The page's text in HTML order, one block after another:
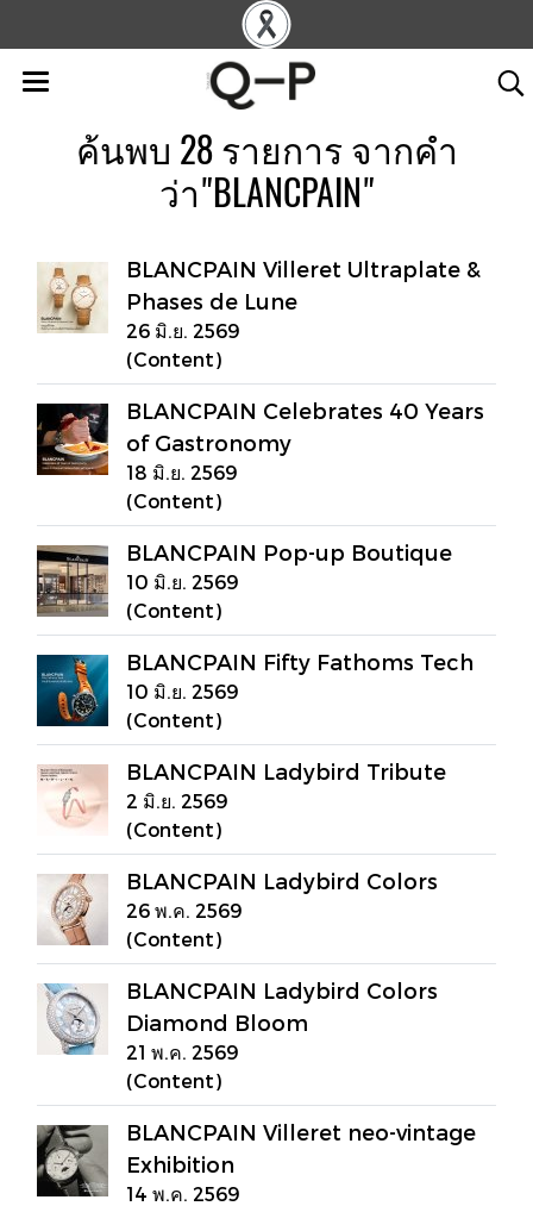
ค้นพบ 28 รายการ จากคำ
ว่า"BLANCPAIN"
BLANCPAIN Villeret Ultraplate &
Phases de Lune
26 มิ.ย. 2569
(Content)
BLANCPAIN Celebrates 40 Years
of Gastronomy
18 มิ.ย. 2569
(Content)
BLANCPAIN Pop-up Boutique
10 มิ.ย. 2569
(Content)
BLANCPAIN Fifty Fathoms Tech
10 มิ.ย. 2569
(Content)
BLANCPAIN Ladybird Tribute
2 มิ.ย. 2569
(Content)
BLANCPAIN Ladybird Colors
26 พ.ค. 2569
(Content)
BLANCPAIN Ladybird Colors
Diamond Bloom
21 พ.ค. 2569
(Content)
BLANCPAIN Villeret neo-vintage
Exhibition
14 พ.ค. 2569